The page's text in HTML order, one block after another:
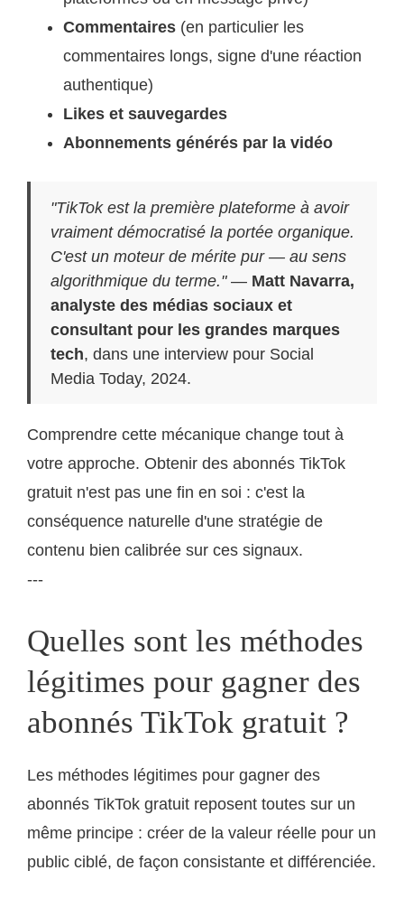
Commentaires (en particulier les
commentaires longs, signe d'une réaction
authentique)
Likes et sauvegardes
Abonnements générés par la vidéo
"TikTok est la première plateforme à avoir
vraiment démocratisé la portée organique.
C'est un moteur de mérite pur — au sens
algorithmique du terme."— Matt Navarra,
analyste des médias sociaux et
consultant pour les grandes marques
tech, dans une interview pour Social
Media Today, 2024.
Comprendre cette mécanique change tout à
votre approche. Obtenir des abonnés TikTok
gratuit n'est pas une fin en soi : c'est la
conséquence naturelle d'une stratégie de
contenu bien calibrée sur ces signaux.
---
Quelles sont les méthodes
légitimes pour gagner des
abonnés TikTok gratuit ?
Les méthodes légitimes pour gagner des
abonnés TikTok gratuit reposent toutes sur un
même principe : créer de la valeur réelle pour un
public ciblé, de façon consistante et différenciée.